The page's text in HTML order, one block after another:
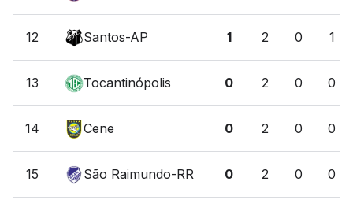
12 Santos-AP 1 2 0 1
13 Tocantinópolis 0 2 0 0
14 Cene 0 2 0 0
15 São Raimundo-RR 0 2 0 0